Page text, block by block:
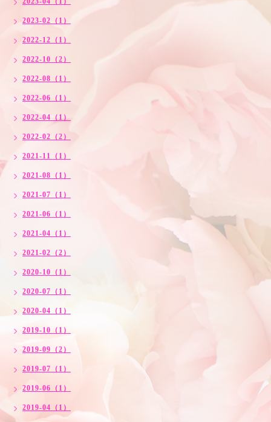
2023-02（1）
2022-12（1）
2022-10（2）
2022-08（1）
2022-06（1）
2022-04（1）
2022-02（2）
2021-11（1）
2021-08（1）
2021-07（1）
2021-06（1）
2021-04（1）
2021-02（2）
2020-10（1）
2020-07（1）
2020-04（1）
2019-10（1）
2019-09（2）
2019-07（1）
2019-06（1）
2019-04（1）